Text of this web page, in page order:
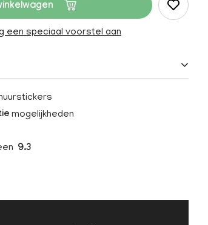
een speciaal voorstel aan
mogelijkheden
9.3